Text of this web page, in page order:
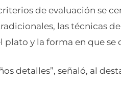
de evaluación se
las técnicas
y la forma en que se
detalles”, señaló, al